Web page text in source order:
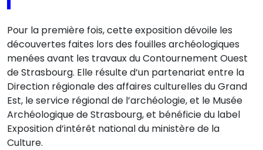
Pour la première fois, cette exposition dévoile les
découvertes faites lors des fouilles archéologiques
menées avant les travaux du Contournement Ouest
de Strasbourg. Elle résulte d’un partenariat entre la
Direction régionale des affaires culturelles du Grand
Est, le service régional de l’archéologie, et le Musée
Archéologique de Strasbourg, et bénéficie du label
Exposition d’intérêt national du ministère de la
Culture.